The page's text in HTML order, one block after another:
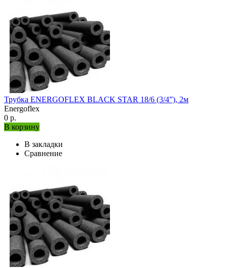
Трубка ENERGOFLEX BLACK STAR 18/6 (3/4”), 2м
Energoflex
0 р.
В корзину
В закладки
Сравнение